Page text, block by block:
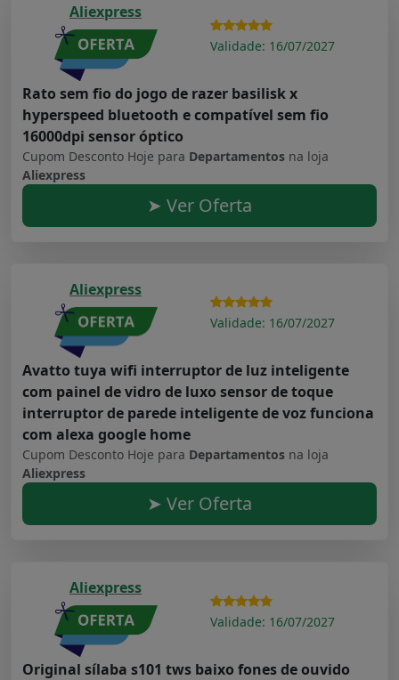
Aliexpress
Validade: 16/07/2027
Rato sem fio do jogo de razer basilisk x
hyperspeed bluetooth e compatível sem fio
16000dpi sensor óptico
Cupom Desconto Hoje para Departamentos na loja
Aliexpress
➤ Ver Oferta
Aliexpress
Validade: 16/07/2027
Avatto tuya wifi interruptor de luz inteligente
com painel de vidro de luxo sensor de toque
interruptor de parede inteligente de voz funciona
com alexa google home
Cupom Desconto Hoje para Departamentos na loja
Aliexpress
➤ Ver Oferta
Aliexpress
Validade: 16/07/2027
Original sílaba s101 tws baixo fones de ouvido